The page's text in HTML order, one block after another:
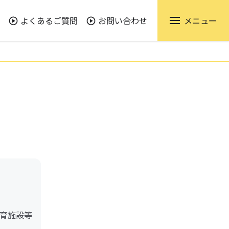
よくあるご質問 お問い合わせ メニュー
施設等